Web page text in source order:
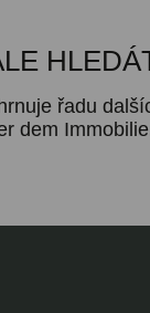
řadu
dem